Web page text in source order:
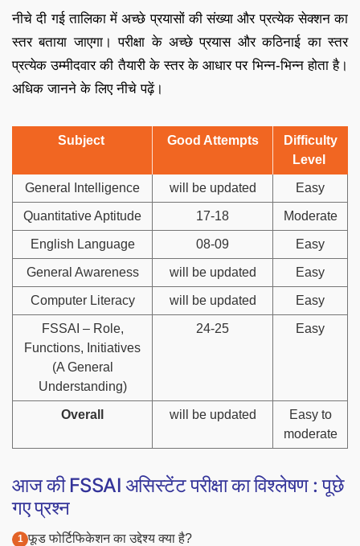
नीचे दी गई तालिका में अच्छे प्रयासों की संख्या और प्रत्येक सेक्शन का
स्तर बताया जाएगा। परीक्षा के अच्छे प्रयास और कठिनाई का स्तर
प्रत्येक उम्मीदवार की तैयारी के स्तर के आधार पर भिन्न-भिन्न होता है।
अधिक जानने के लिए नीचे पढ़ें।
Subject Good Attempts
Difficulty
Level
General Intelligence will be updated Easy
Quantitative Aptitude 17-18 Moderate
English Language 08-09 Easy
General Awareness will be updated Easy
Computer Literacy will be updated Easy
FSSAI – Role,
Functions, Initiatives
(A General
Understanding)
24-25 Easy
Overall will be updated
Easy to
moderate
आज की FSSAI असिस्टेंट परीक्षा का विश्लेषण : पूछे
गए प्रश्न
फूड फोर्टिफिकेशन का उद्देश्य क्या है?